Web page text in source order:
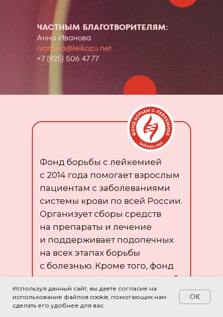
Используя данный сайт, вы даете согласие на
использование файлов cookie, помогающих нам
сделать его удобнее для вас.
OK
ВИДЕО С МЕРОПРИЯТИЯ
ЧАСТНЫМ БЛАГОТВОРИТЕЛЯМ:
Анна Иванова
ivanova@leikozu.net
+7 (925) 506 47 77
Фонд борьбы с лейкемией
с 2014 года помогает взрослым
пациентам с заболеваниями
системы крови по всей России.
Организует сборы средств
на препараты и лечение
и поддерживает подопечных
на всех этапах борьбы
с болезнью. Кроме того, фонд
занимается просветительской
деятельностью и реализует
спецпроекты